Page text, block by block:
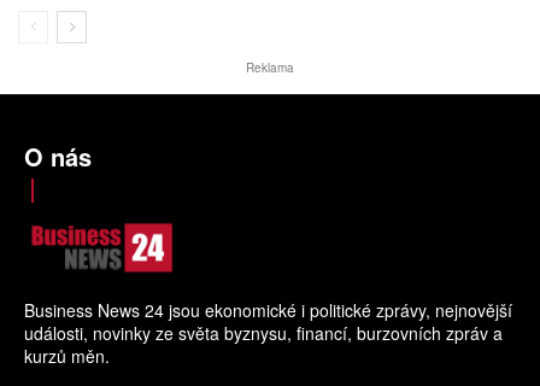
Reklama
O nás
Business News 24 jsou ekonomické i politické zprávy, nejnovější
události, novinky ze světa byznysu, financí, burzovních zpráv a
kurzů měn.